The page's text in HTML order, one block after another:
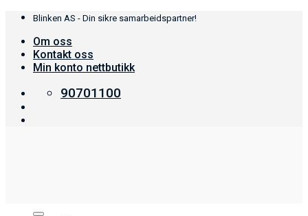
Skip
content
Blinken AS - Din sikre samarbeidspartner!
Om oss
Kontakt oss
Min konto nettbutikk
90701100